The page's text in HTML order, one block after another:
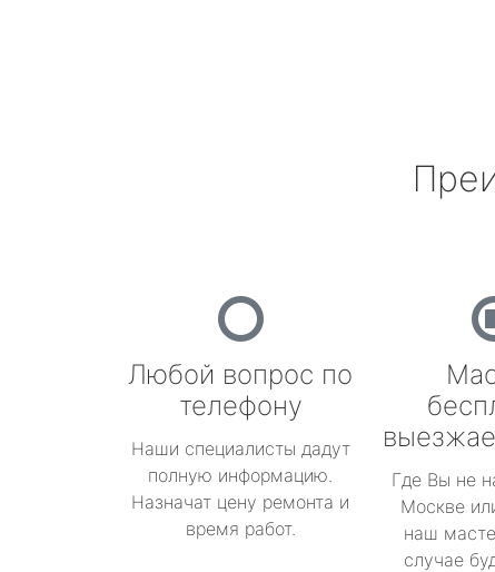
Любой вопрос по
телефону
Наши специалисты дадут
полную информацию.
Назначат цену ремонта и
время работ.
Где Вы не
Москве
наш
случае